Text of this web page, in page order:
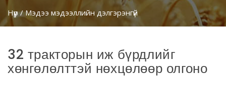
Нүүр/ Мэдээ мэдээллийн дэлгэрэнгүй
32 тракторын иж бүрдлийг
хөнгөлөлттэй нөхцөлөөр олгоно